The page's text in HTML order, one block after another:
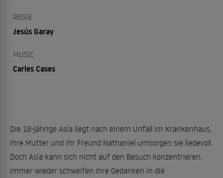
REGIE
Jesús Garay
MUSIC
Carles Cases
Die 18-jährige Asía liegt nach einem Unfall im Krankenhaus,
ihre Mutter und ihr Freund Nathaniel umsorgen sie liebevoll.
Doch Asía kann sich nicht auf den Besuch konzentrieren,
immer wieder schweifen ihre Gedanken in die